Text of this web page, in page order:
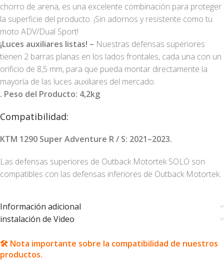
chorro de arena, es una excelente combinación para proteger
la superficie del producto. ¡Sin adornos y resistente como tu
moto ADV/Dual Sport!
¡Luces auxiliares listas! – Nuestras defensas superiores
tienen 2 barras planas en los lados frontales, cada una con un
orificio de 8,5 mm, para que pueda montar directamente la
mayoría de las luces auxiliares del mercado.
. Peso del Producto: 4,2kg
Compatibilidad:
KTM 1290 Super Adventure R / S: 2021–2023.
Las defensas superiores de Outback Motortek SOLO son
compatibles con las defensas inferiores de Outback Motortek.
Información adicional
instalación de Video
🛠️ Nota importante sobre la compatibilidad de nuestros
productos.